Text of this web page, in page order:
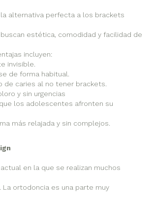
la alternativa perfecta a los brackets
estética, comodidad y facilidad de
incluyen:
invisible.
de forma habitual.
de caries al no tener brackets.
y sin urgencias
los adolescentes afronten su
más relajada y sin complejos.
en la que se realizan muchos
La ortodoncia es una parte muy